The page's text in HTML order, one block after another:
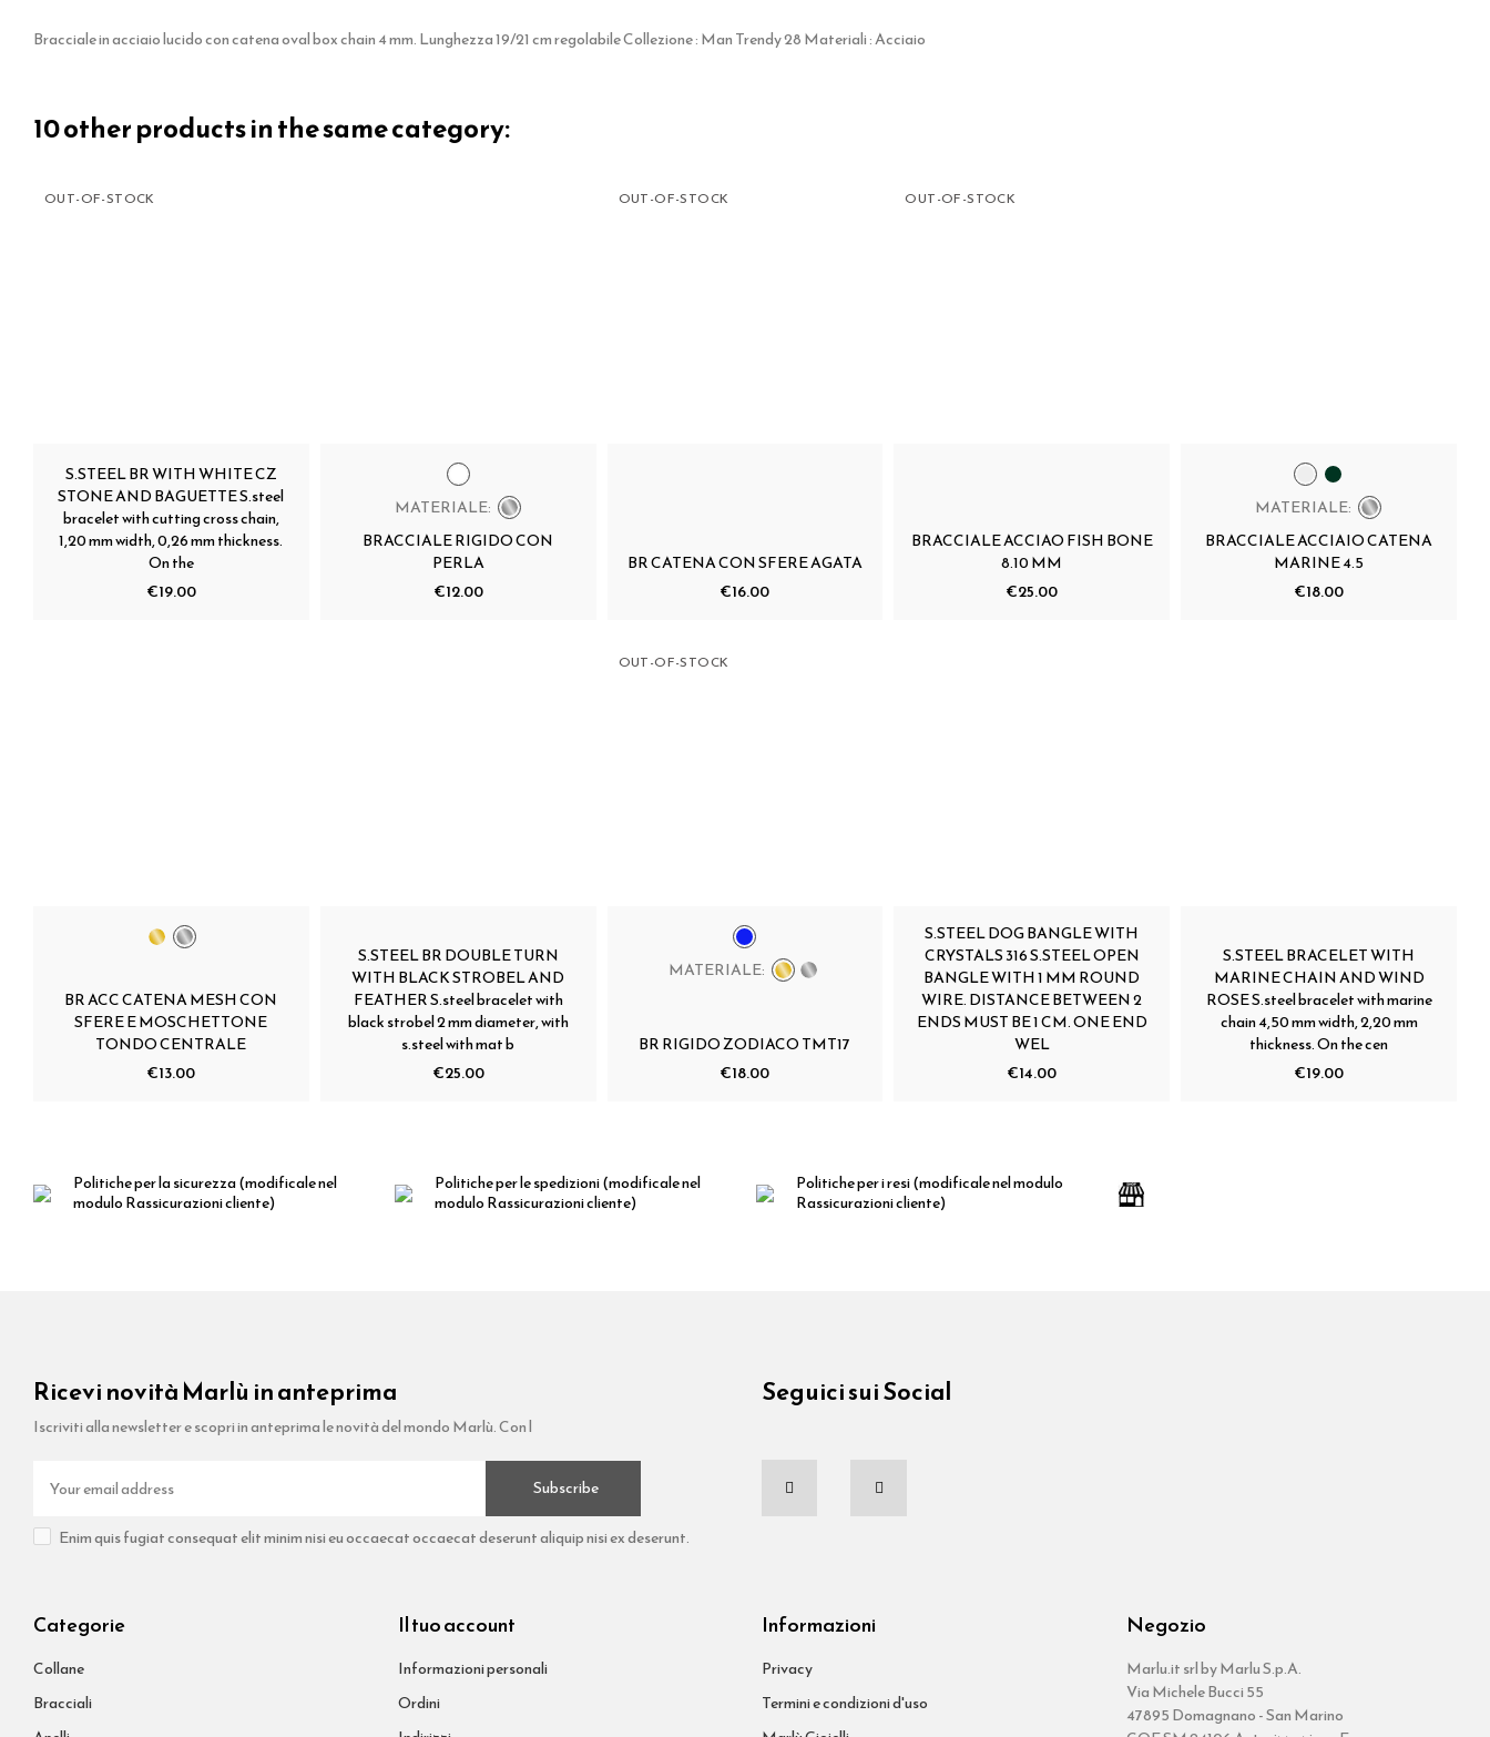
Bracciale in acciaio lucido con catena oval box chain 4 mm. Lunghezza 19/21 cm regolabile Collezione : Man Trendy 28 Materiali : Acciaio
10 other products in the same category:
OUT-OF-STOCK
S.STEEL BR WITH WHITE CZ
STONE AND BAGUETTE S.steel
bracelet with cutting cross chain,
1,20 mm width, 0,26 mm thickness.
On the
€19.00
MATERIALE:
BRACCIALE RIGIDO CON
PERLA
€12.00
OUT-OF-STOCK
BR CATENA CON SFERE AGATA
€16.00
OUT-OF-STOCK
BRACCIALE ACCIAO FISH BONE
8.10 MM
€25.00
MATERIALE:
BRACCIALE ACCIAIO CATENA
MARINE 4.5
€18.00
BR ACC CATENA MESH CON
SFERE E MOSCHETTONE
TONDO CENTRALE
€13.00
S.STEEL BR DOUBLE TURN
WITH BLACK STROBEL AND
FEATHER S.steel bracelet with
black strobel 2 mm diameter, with
s.steel with mat b
€25.00
OUT-OF-STOCK
MATERIALE:
BR RIGIDO ZODIACO TMT17
€18.00
S.STEEL DOG BANGLE WITH
CRYSTALS 316 S.STEEL OPEN
BANGLE WITH 1 MM ROUND
WIRE. DISTANCE BETWEEN 2
ENDS MUST BE 1 CM. ONE END
WEL
€14.00
S.STEEL BRACELET WITH
MARINE CHAIN AND WIND
ROSE S.steel bracelet with marine
chain 4,50 mm width, 2,20 mm
thickness. On the cen
€19.00
Politiche per la sicurezza(modificale nel
modulo Rassicurazioni cliente)
Politiche per le spedizioni(modificale nel
modulo Rassicurazioni cliente)
Politiche per i resi(modificale nel modulo
Rassicurazioni cliente)
Ricevi novità Marlù in anteprima
Iscriviti alla newsletter e scopri in anteprima le novità del mondo Marlù. Con l
Subscribe
Enim quis fugiat consequat elit minim nisi eu occaecat occaecat deserunt aliquip nisi ex deserunt.
Seguici sui Social
Categorie
Collane
Bracciali
Il tuo account
Informazioni personali
Ordini
Informazioni
Privacy
Termini e condizioni d'uso
Negozio
Marlu.it srl by Marlu S.p.A.
Via Michele Bucci 55
47895 Domagnano - San Marino